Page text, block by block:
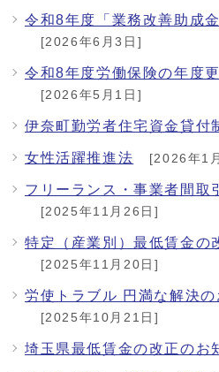
令和8年度「業務改善助成
[2026年6月3日]
令和8年度労働保険の年度
[2026年5月1日]
伊奈町勤労者住宅資金貸付
女性活躍推進法 [2026年1
フリーランス・事業者間取
[2025年11月26日]
特定（産業別）最低賃金の
[2025年11月20日]
労使トラブル 円満な解決
[2025年10月21日]
埼玉県最低賃金の改正のお